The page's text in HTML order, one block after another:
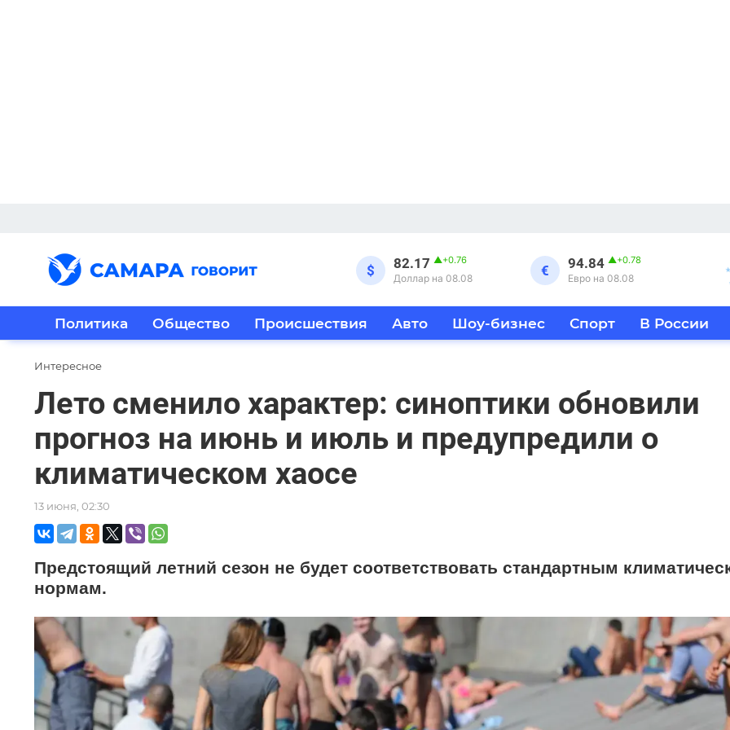
$ 82.17 ▲+0.76
Доллар на 08.08 € 94.84 ▲+0.78
Евро на 08.08
Политика Общество Происшествия Авто Шоу-бизнес Спорт В России
Интересное
Лето сменило характер: синоптики обновили
прогноз на июнь и июль и предупредили о
климатическом хаосе
13 июня, 02:30
Предстоящий летний сезон не будет соответствовать стандартным
нормам.